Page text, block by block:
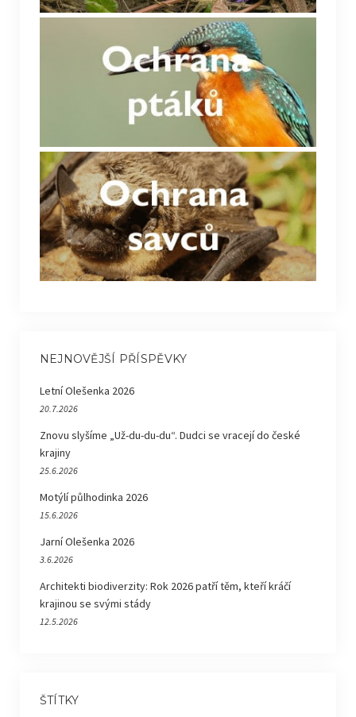
NEJNOVĚJŠÍ PŘÍSPĚVKY
Letní Olešenka 2026
20.7.2026
Znovu slyšíme „Už-du-du-du“. Dudci se vracejí do české
krajiny
25.6.2026
Motýlí půlhodinka 2026
15.6.2026
Jarní Olešenka 2026
3.6.2026
Architekti biodiverzity: Rok 2026 patří těm, kteří kráčí
krajinou se svými stády
12.5.2026
ŠTÍTKY